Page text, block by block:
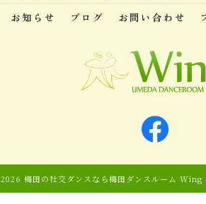
お知らせ ブログ お問い合わせ
梅田の社交ダンスなら梅田ダンスルーム